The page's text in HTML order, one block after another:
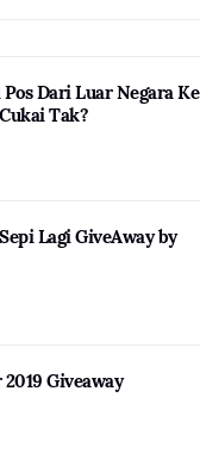
Dari Luar Negara Ke
Tak?
Lagi GiveAway by
Giveaway